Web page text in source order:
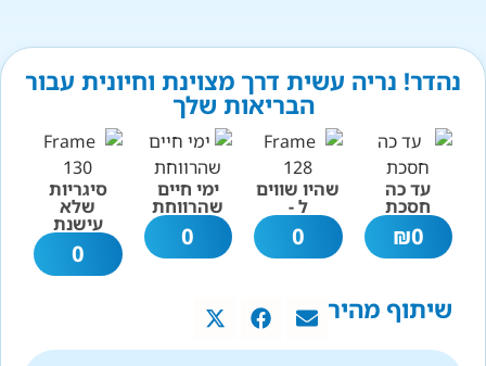
נהדר! נריה עשית דרך מצוינת וחיונית עבור
הבריאות שלך
עד כה
חסכת
0
₪
שהיו שווים
ל -
0
ימי חיים
שהרווחת
0
סיגריות
שלא
עישנת
0
שיתוף מהיר